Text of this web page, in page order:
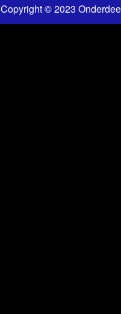
Copyright © 2023